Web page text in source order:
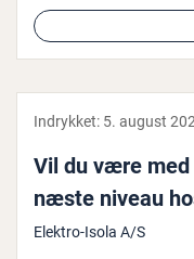
Indrykket: 5. august
Vil du være
næste niveau
Elektro-Isola A/S